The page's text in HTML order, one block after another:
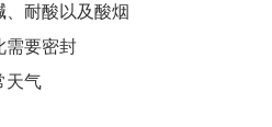
、耐酸以及酸烟
需要密封
天气